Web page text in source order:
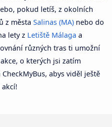
pokud letíš, z okolních
z města Salinas (MA) nebo do
lety z Letiště Málaga a
různých tras ti umožní
o kterých jsi zatím
abys viděl ještě